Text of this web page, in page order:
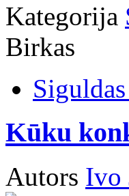
Kategorija
Birkas
Kūku
Autors Ivo